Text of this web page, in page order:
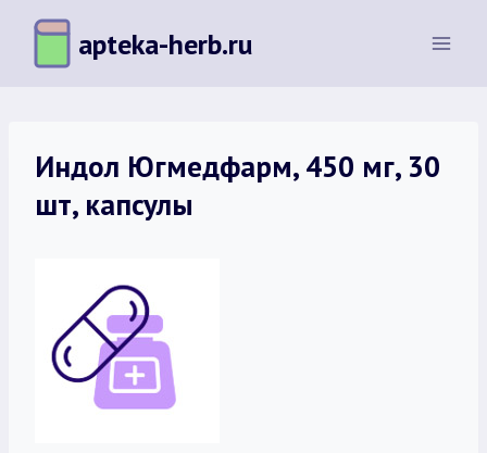
Перейти
содержимому
apteka-herb.ru
Индол Югмедфарм, 450 мг, 30
шт, капсулы